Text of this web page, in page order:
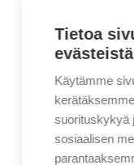
Nimi*
Tietoa
evästeistä
Käytämme
suorituskykyä
sosiaalisen